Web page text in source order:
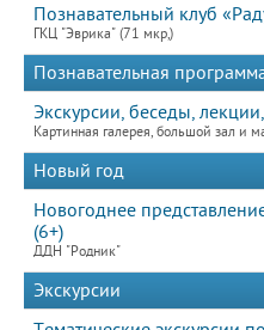
Познавательный клуб
ГКЦ "Эврика" (71 мкр,)
Познавательная
Экскурсии, беседы,
Картинная галерея, большой зал и
Новый год
Новогоднее
(6+)
ДДН "Родник"
Экскурсии